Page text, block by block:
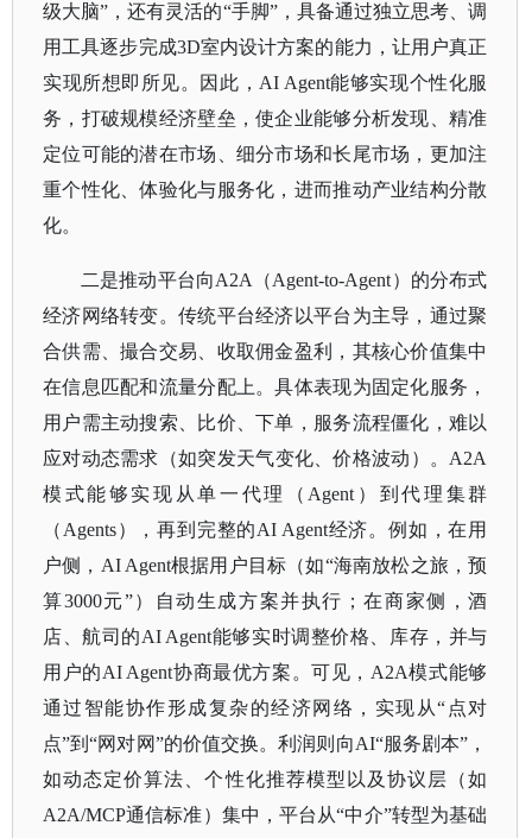
级大脑”，还有灵活的“手脚”，具备通过独立思考、调
用工具逐步完成3D室内设计方案的能力，让用户真正
实现所想即所见。因此，AI Agent能够实现个性化服
务，打破规模经济壁垒，使企业能够分析发现、精准
定位可能的潜在市场、细分市场和长尾市场，更加注
重个性化、体验化与服务化，进而推动产业结构分散
化。
二是推动平台向A2A （Agent-to-Agent）的分布式
经济网络转变。传统平台经济以平台为主导，通过聚
合供需、撮合交易、收取佣金盈利，其核心价值集中
在信息匹配和流量分配上。具体表现为固定化服务，
用户需主动搜索、比价、下单，服务流程僵化，难以
应对动态需求（如突发天气变化、价格波动）。A2A
模式能够实现从单一代理（Agent）到代理集群
（Agents），再到完整的AI Agent经济。例如，在用
户侧，AI Agent根据用户目标（如“海南放松之旅，预
算3000元”）自动生成方案并执行；在商家侧，酒
店、航司的AI Agent能够实时调整价格、库存，并与
用户的AI Agent协商最优方案。可见，A2A模式能够
通过智能协作形成复杂的经济网络，实现从“点对
点”到“网对网”的价值交换。利润则向AI“服务剧本”，
如动态定价算法、个性化推荐模型以及协议层（如
A2A/MCP通信标准）集中，平台从“中介”转型为基础